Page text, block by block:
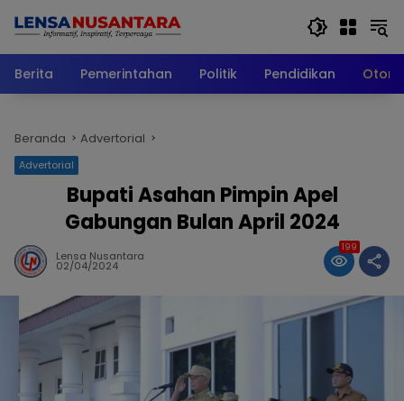
Berita
Pemerintahan Politik Pendidikan
Beranda Advertorial
Advertorial
Bupati Asahan Pimpin Apel
Gabungan Bulan April 2024
Lensa Nusantara
02/04/2024
199